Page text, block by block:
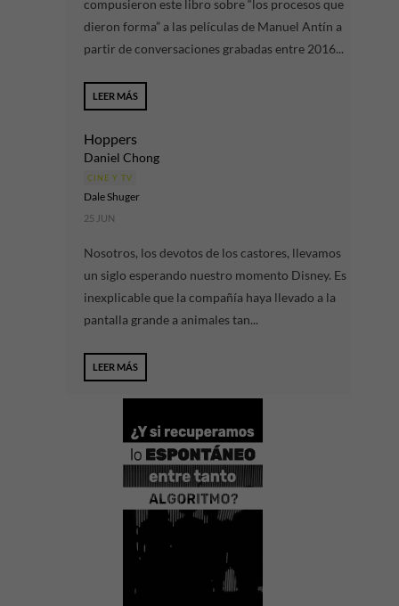
compusieron este libro sobre “los procesos que
dieron forma” a las películas de Manuel Antín a
partir de conversaciones grabadas entre 2016...
LEER MÁS
Hoppers
Daniel Chong
CINE Y TV
Dale Shuger
25 JUN
Nosotros, los devotos de los castores, llevamos
un siglo esperando nuestro momento Disney. Es
inexplicable que la compañía haya llevado a la
pantalla grande a animales tan...
LEER MÁS